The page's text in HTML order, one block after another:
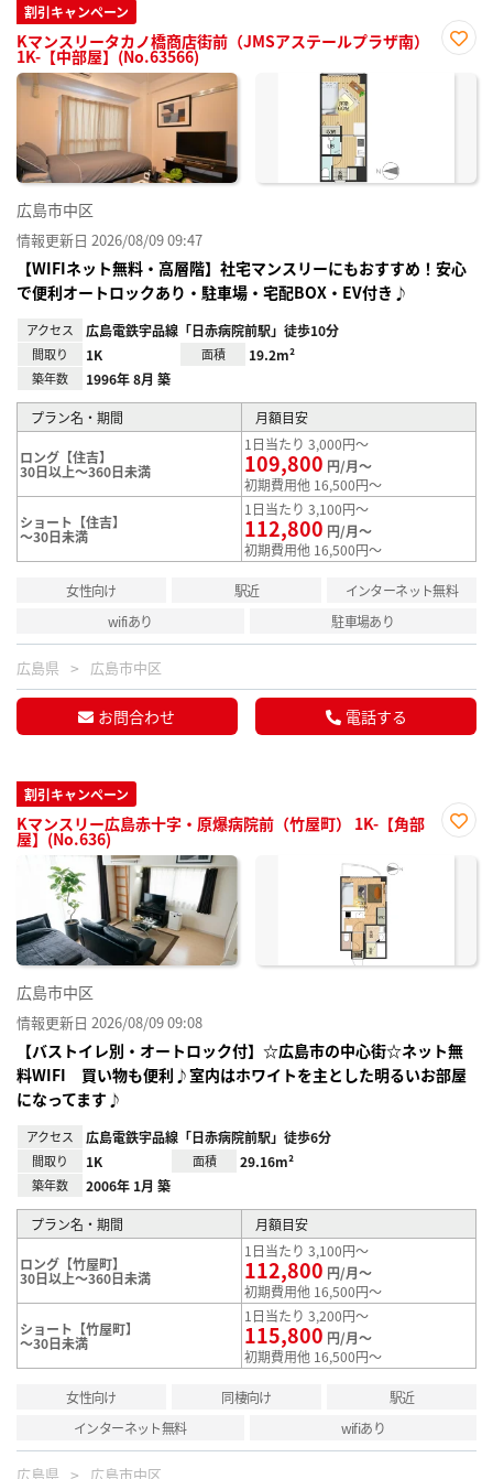
割引キャンペーン
Kマンスリータカノ橋商店街前（JMSアステールプラザ南）
1K-【中部屋】(No.63566)
に入
広島市中区
情報更新日 2026/08/09 09:47
【WIFIネット無料・高層階】社宅マンスリーにもおすすめ！安心
で便利オートロックあり・駐車場・宅配BOX・EV付き♪
アクセス 広島電鉄宇品線「日赤病院前駅」徒歩10分
間取り 1K 面積 19.2m²
築年数 1996年 8月 築
プラン名・期間 月額目安
ロング【住吉】
30日以上～360日未満
1日当たり 3,000円～
109,800 円/月～
初期費用他 16,500円～
ショート【住吉】
～30日未満
1日当たり 3,100円～
112,800 円/月～
初期費用他 16,500円～
女性向け 駅近
インターネット無料
wifiあり
駐車場あり
広島県 広島市中区
お問合わせ 電話する
割引キャンペーン
Kマンスリー広島赤十字・原爆病院前（竹屋町） 1K-【角部
屋】(No.636)
に入
広島市中区
情報更新日 2026/08/09 09:08
【バストイレ別・オートロック付】☆広島市の中心街☆ネット無
料WIFI 買い物も便利♪室内はホワイトを主とした明るいお部屋
になってます♪
アクセス 広島電鉄宇品線「日赤病院前駅」徒歩6分
間取り 1K 面積 29.16m²
築年数 2006年 1月 築
プラン名・期間 月額目安
ロング【竹屋町】
30日以上～360日未満
1日当たり 3,100円～
112,800 円/月～
初期費用他 16,500円～
ショート【竹屋町】
～30日未満
1日当たり 3,200円～
115,800 円/月～
初期費用他 16,500円～
女性向け 同棲向け
駅近
インターネット無料
wifiあり
広島県 広島市中区